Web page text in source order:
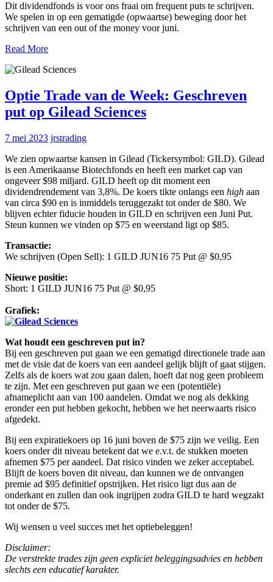
Dit dividendfonds is voor ons fraai om frequent puts te schrijven.
We spelen in op een gematigde (opwaartse) beweging door het
schrijven van een out of the money voor juni.
Read More
Optie Trade van de Week: Geschreven
put op Gilead Sciences
7 mei 2023 jrstrading
We zien opwaartse kansen in Gilead (Tickersymbol: GILD). Gilead
is een Amerikaanse Biotechfonds en heeft een market cap van
ongeveer $98 miljard. GILD heeft op dit moment een
dividendrendement van 3,8%. De koers tikte onlangs een high aan
van circa $90 en is inmiddels teruggezakt tot onder de $80. We
blijven echter fiducie houden in GILD en schrijven een Juni Put.
Steun kunnen we vinden op $75 en weerstand ligt op $85.
Transactie:
We schrijven (Open Sell): 1 GILD JUN16 75 Put @ $0,95
Nieuwe positie:
Short: 1 GILD JUN16 75 Put @ $0,95
Grafiek:
Wat houdt een geschreven put in?
Bij een geschreven put gaan we een gematigd directionele trade aan
met de visie dat de koers van een aandeel gelijk blijft of gaat stijgen.
Zelfs als de koers wat zou gaan dalen, hoeft dat nog geen probleem
te zijn. Met een geschreven put gaan we een (potentiële)
afnameplicht aan van 100 aandelen. Omdat we nog als dekking
eronder een put hebben gekocht, hebben we het neerwaarts risico
afgedekt.
Bij een expiratiekoers op 16 juni boven de $75 zijn we veilig. Een
koers onder dit niveau betekent dat we e.v.t. de stukken moeten
afnemen $75 per aandeel. Dat risico vinden we zeker acceptabel.
Blijft de koers boven dit niveau, dan kunnen we de ontvangen
premie ad $95 definitief opstrijken. Het risico ligt dus aan de
onderkant en zullen dan ook ingrijpen zodra GILD te hard wegzakt
tot onder de $75.
Wij wensen u veel succes met het optiebeleggen!
Disclaimer:
De verstrekte trades zijn geen expliciet beleggingsadvies en hebben
slechts een educatief karakter.